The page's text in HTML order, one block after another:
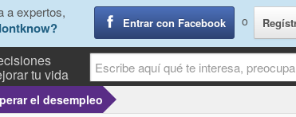
a expertos,
Entrar con Facebook o
tu vida
el desempleo